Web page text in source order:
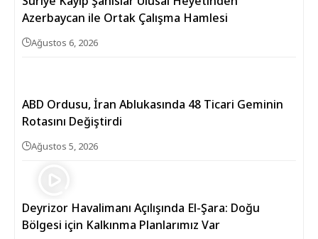
Azerbaycan ile Ortak Çalışma Hamlesi
Ağustos 6, 2026
ABD Ordusu, İran Ablukasında 48 Ticari Geminin
Rotasını Değiştirdi
Ağustos 5, 2026
Deyrizor Havalimanı Açılışında El-Şara: Doğu
Bölgesi için Kalkınma Planlarımız Var